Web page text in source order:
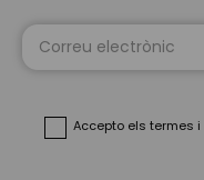
Accepto els termes